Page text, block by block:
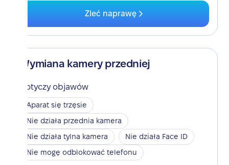
Zleć naprawę
Wymiana kamery przedniej
Dotyczy objawów
Aparat się trzęsie
Nie działa przednia kamera
Nie działa tylna kamera
Nie działa Face ID
Nie mogę odblokować telefonu